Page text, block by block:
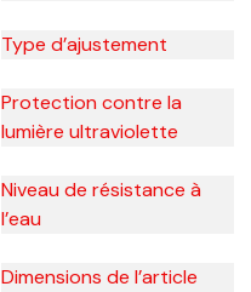
Type d’ajustement
Protection contre la
lumière ultraviolette
Niveau de résistance à
l’eau
Dimensions de l’article